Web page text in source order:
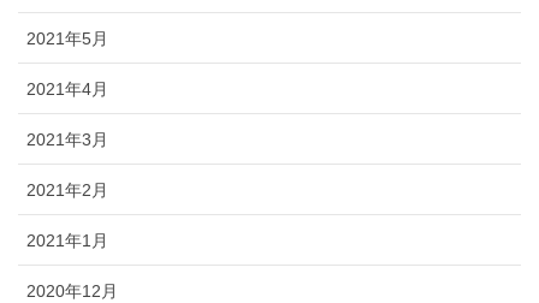
2021年5月
2021年4月
2021年3月
2021年2月
2021年1月
2020年12月